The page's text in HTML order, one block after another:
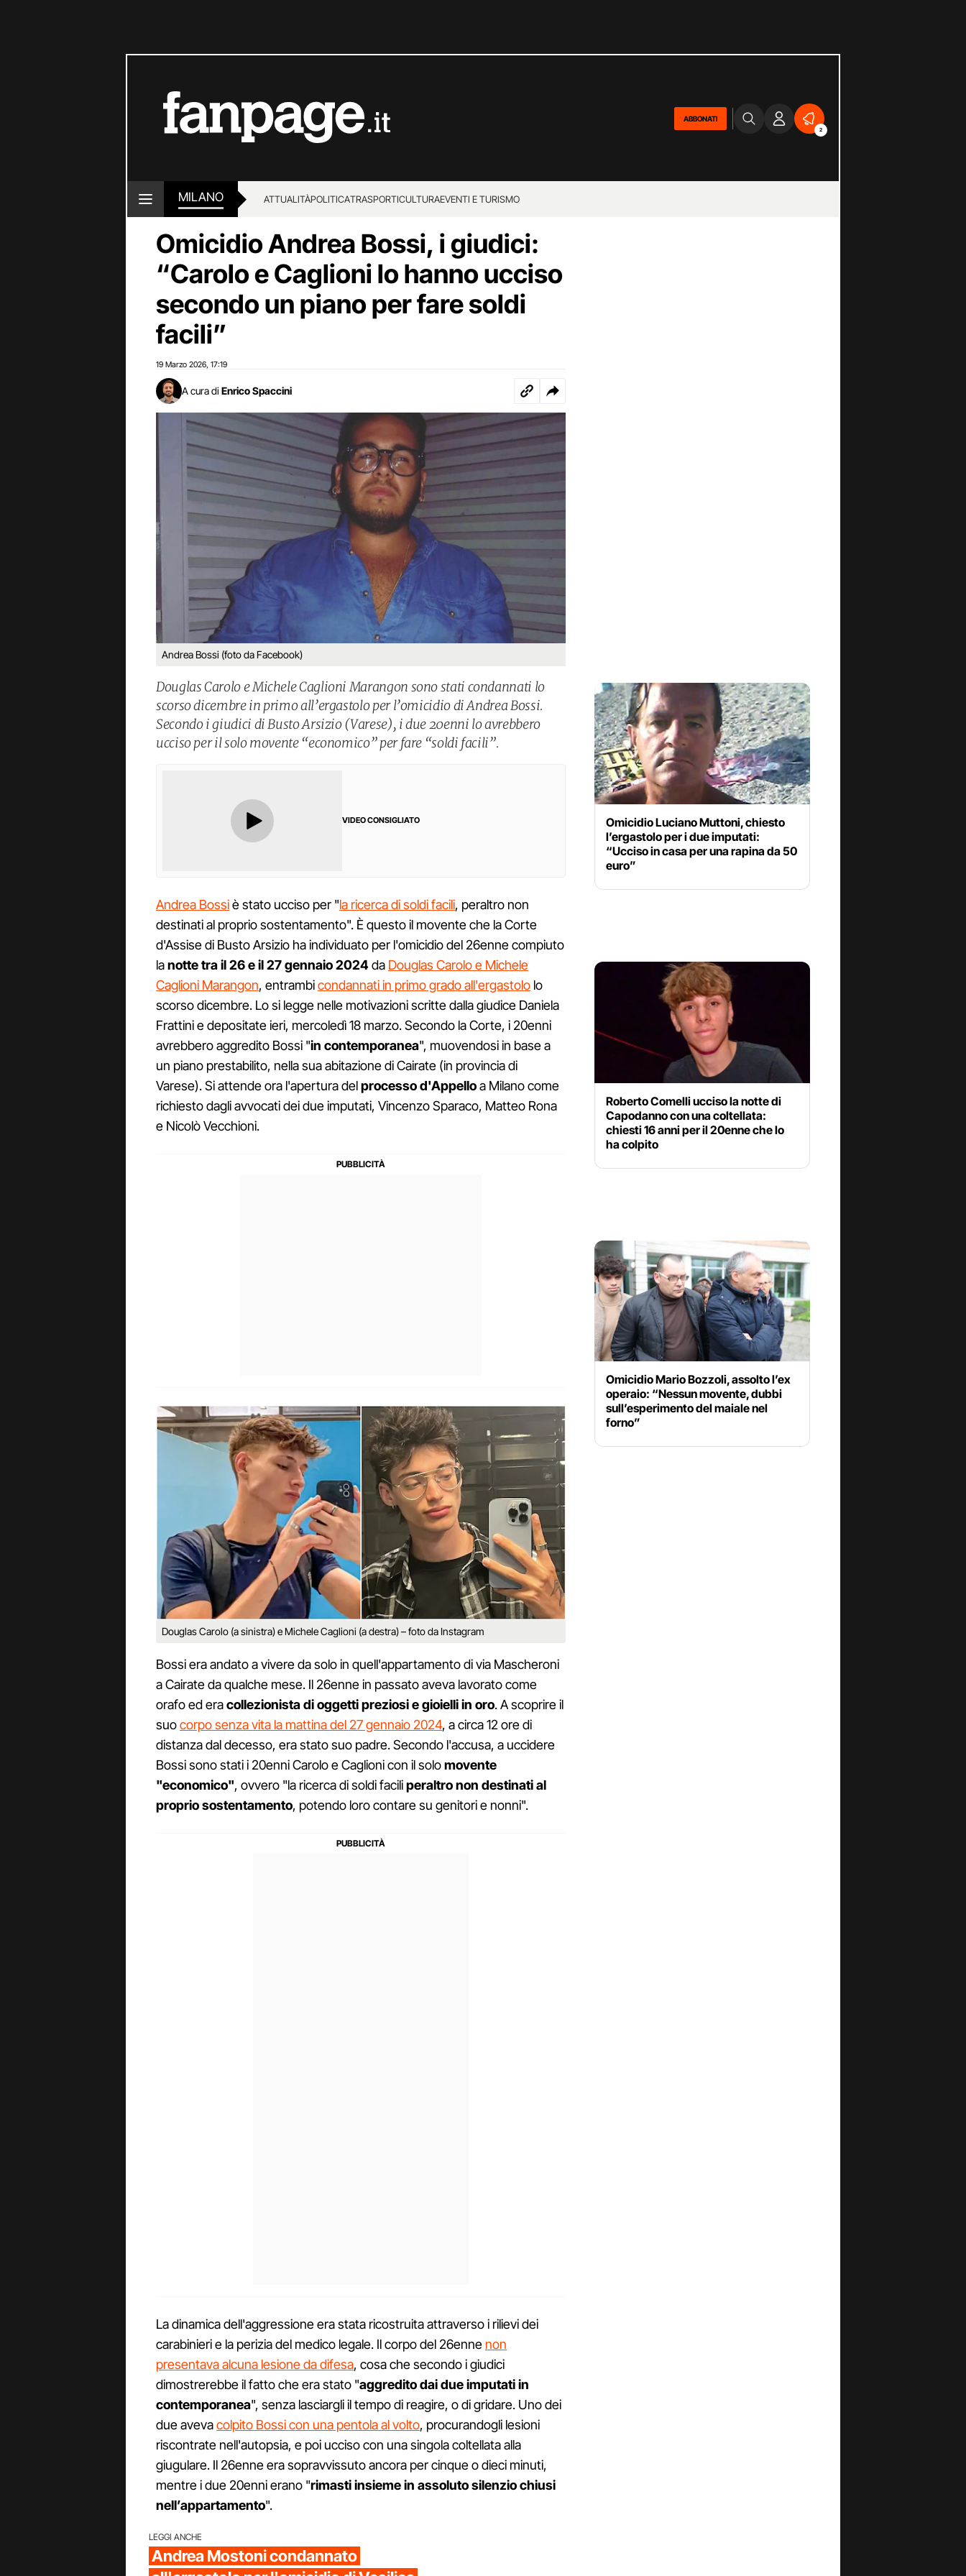
ABBONATI
2
MILANO ATTUALITÀPOLITICATRASPORTICULTURAEVENTI E TURISMO
Omicidio Andrea Bossi, i giudici:
“Carolo e Caglioni lo hanno ucciso
secondo un piano per fare soldi
facili”
19 Marzo 2026 17:19
A cura di Enrico Spaccini
Andrea Bossi (foto da Facebook)
Douglas Carolo e Michele Caglioni Marangon sono stati condannati lo
scorso dicembre in primo all’ergastolo per l’omicidio di Andrea Bossi.
Secondo i giudici di Busto Arsizio (Varese), i due 20enni lo avrebbero
ucciso per il solo movente “economico” per fare “soldi facili”.
VIDEO CONSIGLIATO
Andrea Bossiè stato ucciso per "la ricerca di soldi facili, peraltro non
destinati al proprio sostentamento". È questo il movente che la Corte
d'Assise di Busto Arsizio ha individuato per l'omicidio del 26enne compiuto
lanotte tra il 26 e il 27 gennaio 2024da Douglas Carolo e Michele
Caglioni Marangon, entrambicondannati in primo grado all'ergastolo lo
scorso dicembre. Lo si legge nelle motivazioni scritte dalla giudice Daniela
Frattini e depositate ieri, mercoledì 18 marzo. Secondo la Corte, i 20enni
avrebbero aggredito Bossi "in contemporanea", muovendosi in base a
un piano prestabilito, nella sua abitazione di Cairate (in provincia di
Varese). Si attende ora l'apertura delprocesso d'Appelloa Milano come
richiesto dagli avvocati dei due imputati, Vincenzo Sparaco, Matteo Rona
e Nicolò Vecchioni.
Douglas Carolo (a sinistra) e Michele Caglioni (a destra) – foto da Instagram
Bossi era andato a vivere da solo in quell'appartamento di via Mascheroni
a Cairate da qualche mese. Il 26enne in passato aveva lavorato come
orafo ed eracollezionista di oggetti preziosi e gioielli in oro. A scoprire il
suocorpo senza vita la mattina del 27 gennaio 2024, a circa 12 ore di
distanza dal decesso, era stato suo padre. Secondo l'accusa, a uccidere
Bossi sono stati i 20enni Carolo e Caglioni con il solomovente
"economico", ovvero "la ricerca di soldi faciliperaltro non destinati al
proprio sostentamento, potendo loro contare su genitori e nonni".
La dinamica dell'aggressione era stata ricostruita attraverso i rilievi dei
carabinieri e la perizia del medico legale. Il corpo del 26enne non
presentava alcuna lesione da difesa, cosa che secondo i giudici
dimostrerebbe il fatto che era stato "aggredito dai due imputati in
contemporanea", senza lasciargli il tempo di reagire, o di gridare. Uno dei
due avevacolpito Bossi con una pentola al volto, procurandogli lesioni
riscontrate nell'autopsia, e poi ucciso con una singola coltellata alla
giugulare. Il 26enne era sopravvissuto ancora per cinque o dieci minuti,
mentre i due 20enni erano "rimasti insieme in assoluto silenzio chiusi
nell’appartamento".
LEGGI ANCHE
Andrea Mostoni condannato
Omicidio Luciano Muttoni, chiesto
l’ergastolo per i due imputati:
“Ucciso in casa per una rapina da 50
euro”
Roberto Comelli ucciso la notte di
Capodanno con una coltellata:
chiesti 16 anni per il 20enne che lo
ha colpito
Omicidio Mario Bozzoli, assolto l’ex
operaio: “Nessun movente, dubbi
sull’esperimento del maiale nel
forno”